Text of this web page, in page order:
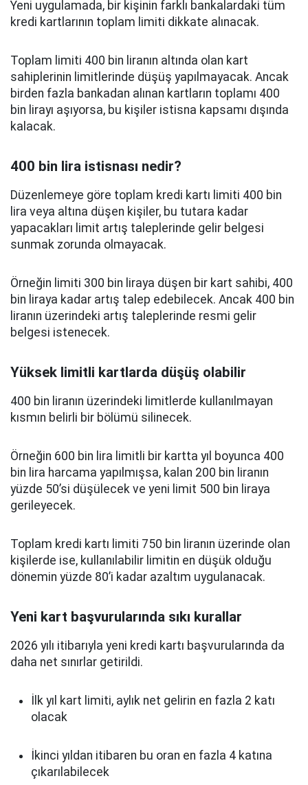
Yeni uygulamada, bir kişinin farklı bankalardaki tüm
kredi kartlarının toplam limiti dikkate alınacak.
Toplam limiti 400 bin liranın altında olan kart
sahiplerinin limitlerinde düşüş yapılmayacak. Ancak
birden fazla bankadan alınan kartların toplamı 400
bin lirayı aşıyorsa, bu kişiler istisna kapsamı dışında
kalacak.
400 bin lira istisnası nedir?
Düzenlemeye göre toplam kredi kartı limiti 400 bin
lira veya altına düşen kişiler, bu tutara kadar
yapacakları limit artış taleplerinde gelir belgesi
sunmak zorunda olmayacak.
Örneğin limiti 300 bin liraya düşen bir kart sahibi, 400
bin liraya kadar artış talep edebilecek. Ancak 400 bin
liranın üzerindeki artış taleplerinde resmi gelir
belgesi istenecek.
Yüksek limitli kartlarda düşüş olabilir
400 bin liranın üzerindeki limitlerde kullanılmayan
kısmın belirli bir bölümü silinecek.
Örneğin 600 bin lira limitli bir kartta yıl boyunca 400
bin lira harcama yapılmışsa, kalan 200 bin liranın
yüzde 50’si düşülecek ve yeni limit 500 bin liraya
gerileyecek.
Toplam kredi kartı limiti 750 bin liranın üzerinde olan
kişilerde ise, kullanılabilir limitin en düşük olduğu
dönemin yüzde 80’i kadar azaltım uygulanacak.
Yeni kart başvurularında sıkı kurallar
2026 yılı itibarıyla yeni kredi kartı başvurularında da
daha net sınırlar getirildi.
İlk yıl kart limiti, aylık net gelirin en fazla 2 katı
olacak
İkinci yıldan itibaren bu oran en fazla 4 katına
çıkarılabilecek